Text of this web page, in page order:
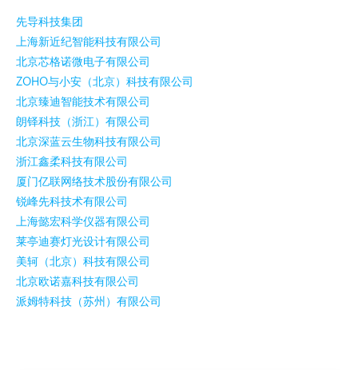
先导科技集团
上海新近纪智能科技有限公司
北京芯格诺微电子有限公司
ZOHO与小安（北京）科技有限公司
北京臻迪智能技术有限公司
朗铎科技（浙江）有限公司
北京深蓝云生物科技有限公司
浙江鑫柔科技有限公司
厦门亿联网络技术股份有限公司
锐峰先科技术有限公司
上海懿宏科学仪器有限公司
莱亭迪赛灯光设计有限公司
美轲（北京）科技有限公司
北京欧诺嘉科技有限公司
派姆特科技（苏州）有限公司